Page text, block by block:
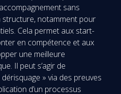
sans
structure, notamment pour
Cela permet aux start-
en compétence et aux
une meilleure
Il peut s’agir de
» via des preuves
d’un processus